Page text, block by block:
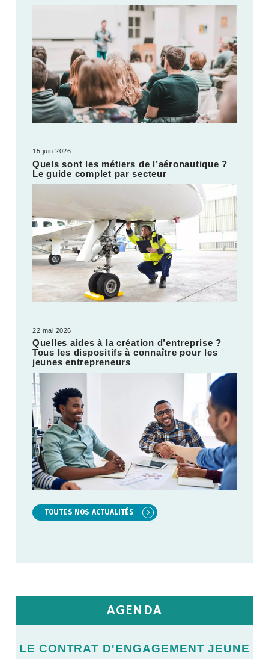
15 juin 2026
Quels sont les métiers de l’aéronautique ?
Le guide complet par secteur
22 mai 2026
Quelles aides à la création d’entreprise ?
Tous les dispositifs à connaître pour les
jeunes entrepreneurs
TOUTES NOS ACTUALITÉS
AGENDA
LE CONTRAT D'ENGAGEMENT JEUNE